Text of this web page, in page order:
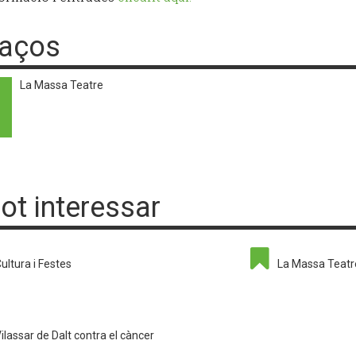
La Massa Teatre
interessar
i Festes La Massa
de Dalt contra el càncer